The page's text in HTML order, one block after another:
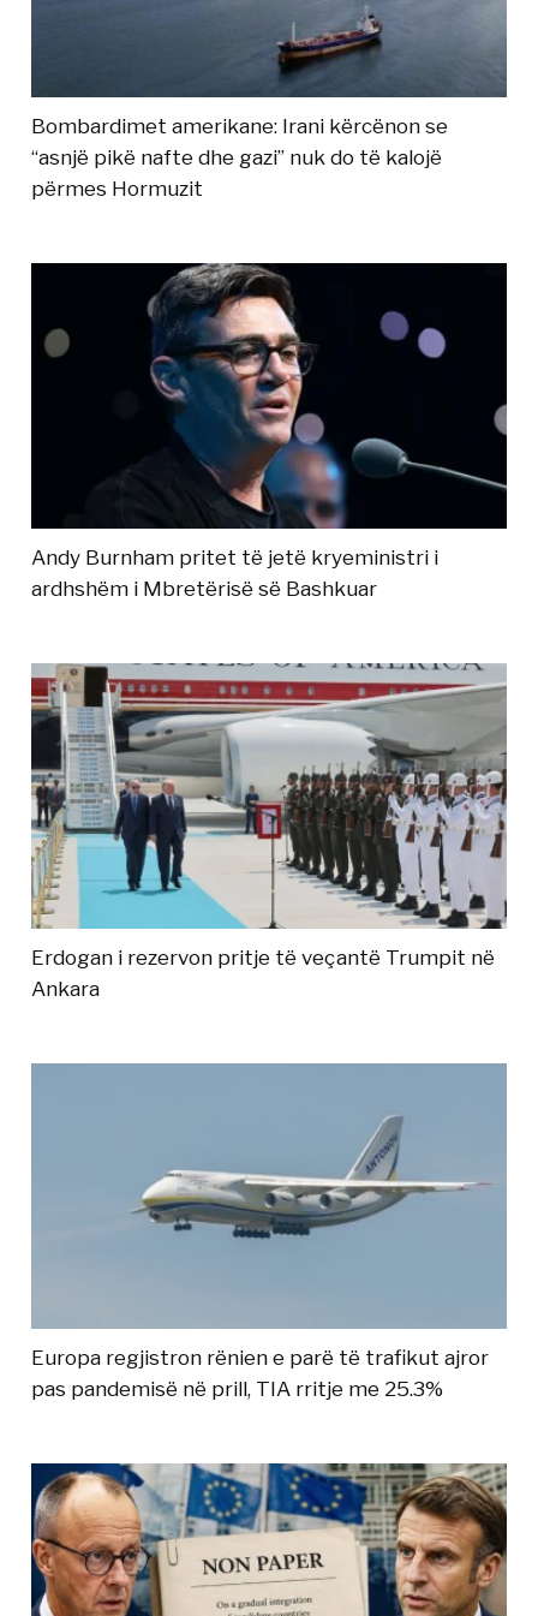
Bombardimet amerikane: Irani kërcënon se
“asnjë pikë nafte dhe gazi” nuk do të kalojë
përmes Hormuzit
Andy Burnham pritet të jetë kryeministri i
ardhshëm i Mbretërisë së Bashkuar
Erdogan i rezervon pritje të veçantë Trumpit në
Ankara
Europa regjistron rënien e parë të trafikut ajror
pas pandemisë në prill, TIA rritje me 25.3%